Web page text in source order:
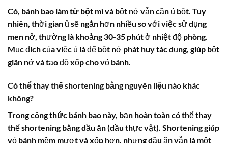
Có, bánh bao làm từ bột mìvà bột nở vẫn cần ủ bột. Tuy
nhiên, thời gian ủ sẽ ngắn hơn nhiều so với việc sử dụng
men nở, thường là khoảng 30-35 phút ở nhiệt độ phòng.
Mục đích của việc ủ là để bột nở phát huy tác dụng, giúp bột
giãn nở và tạo độ xốp cho vỏ bánh.
Có thể thay thế shortening bằng nguyên liệu nào khác
không?
Trongcông thức bánh bao này, bạn hoàn toàn có thể thay
thế shortening bằng dầu ăn (dầu thực vật). Shortening giúp
vỏ bánh mềm mượt và xốp hơn, nhưng dầu ăn vẫn là một